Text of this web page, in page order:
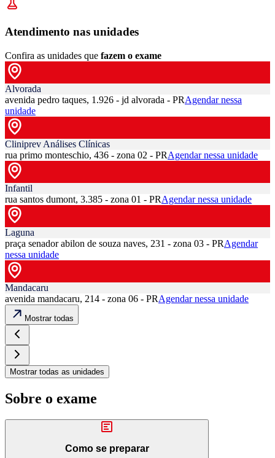
Atendimento nas unidades
Confira as unidades que fazem o exame
Alvorada
avenida pedro taques, 1.926 - jd alvorada - PRAgendar nessa
unidade
Cliniprev Análises Clínicas
rua primo monteschio, 436 - zona 02 - PRAgendar nessa unidade
Infantil
rua santos dumont, 3.385 - zona 01 - PRAgendar nessa unidade
Laguna
praça senador abilon de souza naves, 231 - zona 03 - PRAgendar
nessa unidade
Mandacaru
avenida mandacaru, 214 - zona 06 - PRAgendar nessa unidade
Mostrar todas
Mostrar todas as unidades
Sobre o exame
Como se preparar